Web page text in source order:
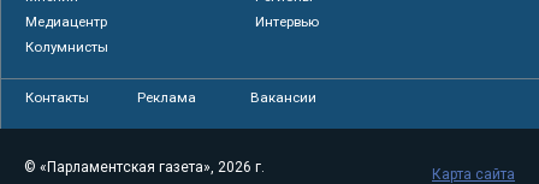
Медиацентр
Интервью
Колумнисты
Контакты Реклама Вакансии
© «Парламентская газета», 2026 г.
Карта сайта